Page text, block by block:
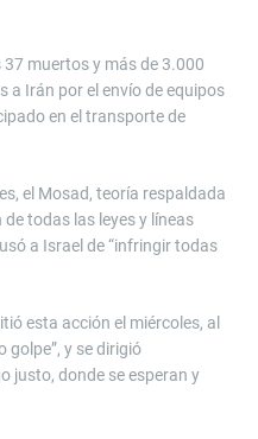
muertos y más de 3.000
a Irán por el envío de equipos
en el transporte de
el Mosad, teoría respaldada
todas las leyes y líneas
a Israel de “infringir todas
esta acción el miércoles, al
golpe”, y se dirigió
justo, donde se esperan y